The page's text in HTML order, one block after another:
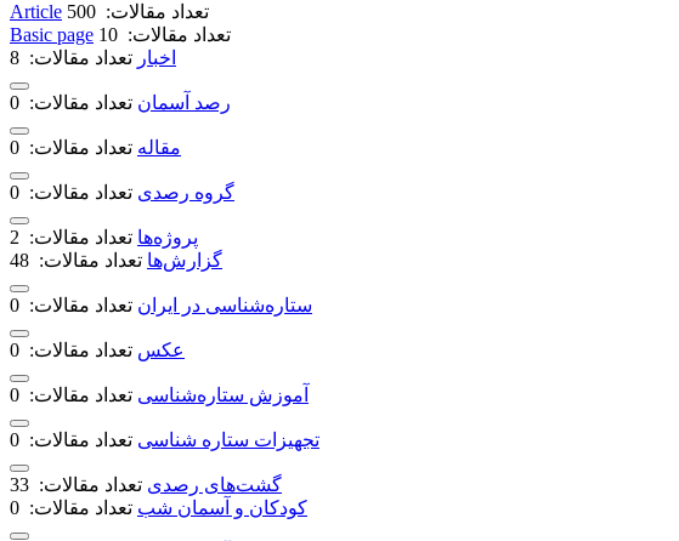
Article
تعداد مقالات: 500
Basic page
تعداد مقالات: 10
اخبار تعداد مقالات: 8
رصد آسمان تعداد مقالات: 0
مقاله‌ تعداد مقالات: 0
گروه رصدی تعداد مقالات: 0
پروژه‌ها تعداد مقالات: 2
گزارش‌ها تعداد مقالات: 48
ستاره‌شناسی در ایران تعداد مقالات: 0
عکس تعداد مقالات: 0
آموزش ستاره‌شناسی تعداد مقالات: 0
تجهیزات ستاره شناسی تعداد مقالات: 0
گشت‌های رصدی تعداد مقالات: 33
کودکان و آسمان شب تعداد مقالات: 0